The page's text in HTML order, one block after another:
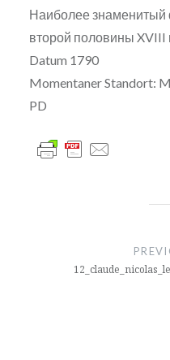
Наиболее знаменитый
второй половины XVIII
Datum 1790
Momentaner Standort:
PD